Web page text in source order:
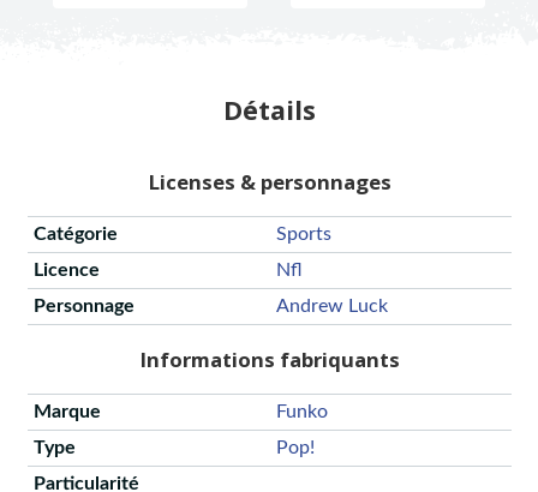
Détails
Licenses & personnages
Catégorie
Sports
Licence
Nfl
Personnage
Andrew Luck
Informations fabriquants
Marque
Funko
Type
Pop!
Particularité